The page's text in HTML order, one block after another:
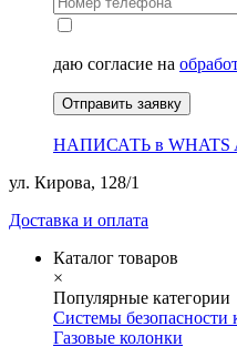
даю согласие на
Отправить заявку
НАПИСАТЬ в WHATS
ул. Кирова, 128/1
Доставка и оплата
Каталог товаров
×
Популярные категории
Системы безопасности
Газовые колонки